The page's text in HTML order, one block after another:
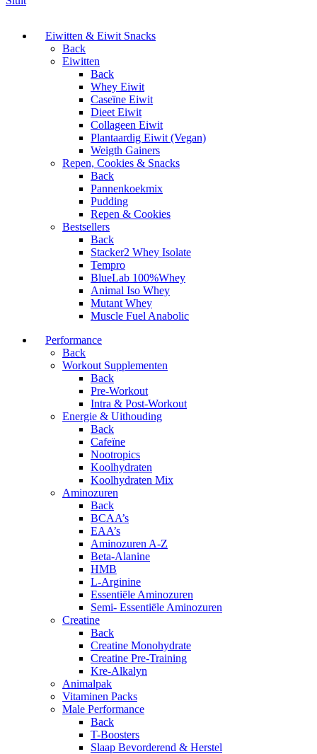
Eiwitten & Eiwit Snacks
Back
Eiwitten
Back
Whey Eiwit
Caseïne Eiwit
Dieet Eiwit
Collageen Eiwit
Plantaardig Eiwit (Vegan)
Weigth Gainers
Repen, Cookies & Snacks
Back
Pannenkoekmix
Pudding
Repen & Cookies
Bestsellers
Back
Stacker2 Whey Isolate
Tempro
BlueLab 100%Whey
Animal Iso Whey
Mutant Whey
Muscle Fuel Anabolic
Performance
Back
Workout Supplementen
Back
Pre-Workout
Intra & Post-Workout
Energie & Uithouding
Back
Cafeïne
Nootropics
Koolhydraten
Koolhydraten Mix
Aminozuren
Back
BCAA’s
EAA’s
Aminozuren A-Z
Beta-Alanine
HMB
L-Arginine
Essentiële Aminozuren
Semi- Essentiële Aminozuren
Creatine
Back
Creatine Monohydrate
Creatine Pre-Training
Kre-Alkalyn
Animalpak
Vitaminen Packs
Male Performance
Back
T-Boosters
Slaap Bevorderend & Herstel